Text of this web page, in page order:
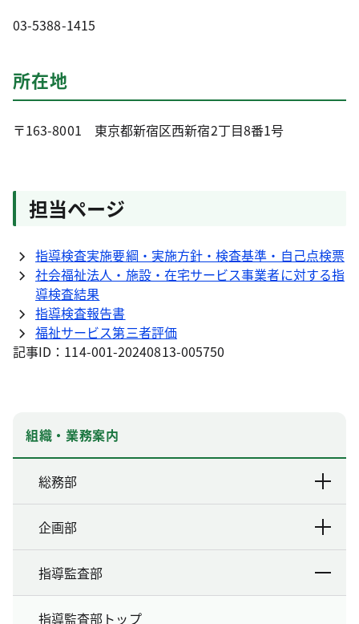
03-5388-1415
所在地
〒163-8001 東京都新宿区西新宿2丁目8番1号
担当ページ
指導検査実施要綱・実施方針・検査基準・自己点検票
社会福祉法人・施設・在宅サービス事業者に対する指
導検査結果
指導検査報告書
福祉サービス第三者評価
記事ID：114-001-20240813-005750
組織・業務案内
総務部
企画部
指導監査部
指導監査部トップ